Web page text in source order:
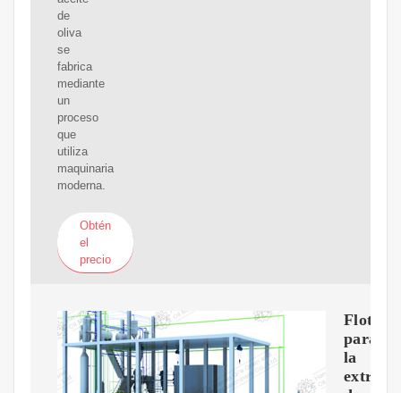
de
oliva
se
fabrica
mediante
un
proceso
que
utiliza
maquinaria
moderna.
Obtén
el
precio
para
la